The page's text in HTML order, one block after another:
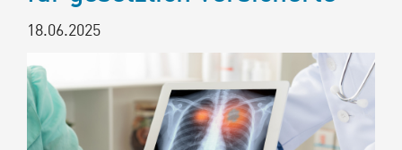
18.06.2025